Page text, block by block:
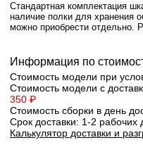
Стандартная комплектация
наличие полки для хранения
можно приобрести отдельно.
Информация по
Стоимость модели при
Стоимость модели с
350 ₽
Стоимость сборки в день
Срок доставки: 1-2 рабочих
Калькулятор доставки и